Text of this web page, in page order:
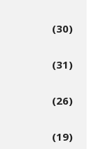
(30)
(31)
(26)
(19)